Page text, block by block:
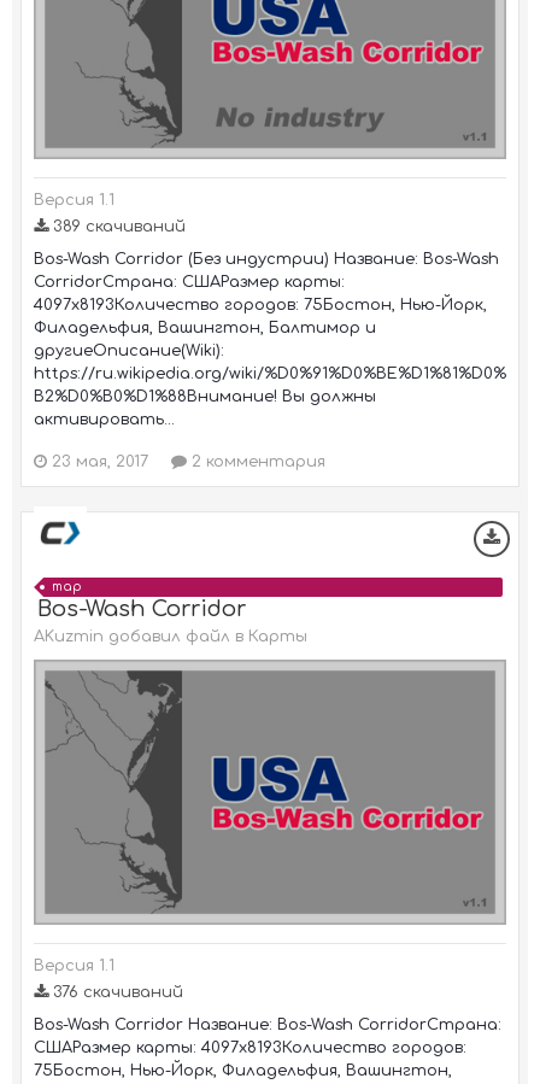
Версия 1.1
389 скачиваний
Bos-Wash Corridor (Без индустрии) Название: Bos-Wash
CorridorСтрана: СШАРазмер карты:
4097x8193Количество городов: 75Бостон, Нью-Йорк,
Филадельфия, Вашингтон, Балтимор и
другиеОписание(Wiki):
https://ru.wikipedia.org/wiki/%D0%91%D0%BE%D1%81%D0%
B2%D0%B0%D1%88Внимание! Вы должны
активировать...
23 мая, 2017 2 комментария
map
Bos-Wash Corridor
AKuzmin добавил файл в Карты
Версия 1.1
376 скачиваний
Bos-Wash Corridor Название: Bos-Wash CorridorСтрана:
СШАРазмер карты: 4097x8193Количество городов:
75Бостон, Нью-Йорк, Филадельфия, Вашингтон,